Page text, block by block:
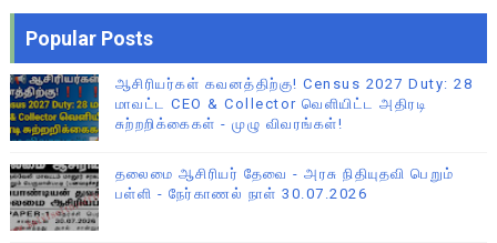
Popular Posts
ஆசிரியர்கள் கவனத்திற்கு! Census 2027 Duty: 28
மாவட்ட CEO & Collector வெளியிட்ட அதிரடி
சுற்றறிக்கைகள் - முழு விவரங்கள்!
தலைமை ஆசிரியர் தேவை - அரசு நிதியுதவி பெறும்
பள்ளி - நேர்காணல் நாள் 30.07.2026